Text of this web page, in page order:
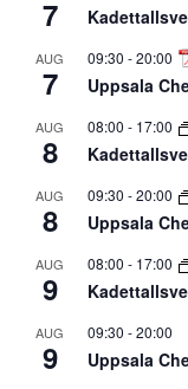
7
AUG
7
09:30 -20:00
Uppsala
AUG
8
08:00 - 17:00
AUG
8
09:30 -20:00
Uppsala
AUG
9
08:00 - 17:00
AUG
9
09:30 -20:00
Uppsala